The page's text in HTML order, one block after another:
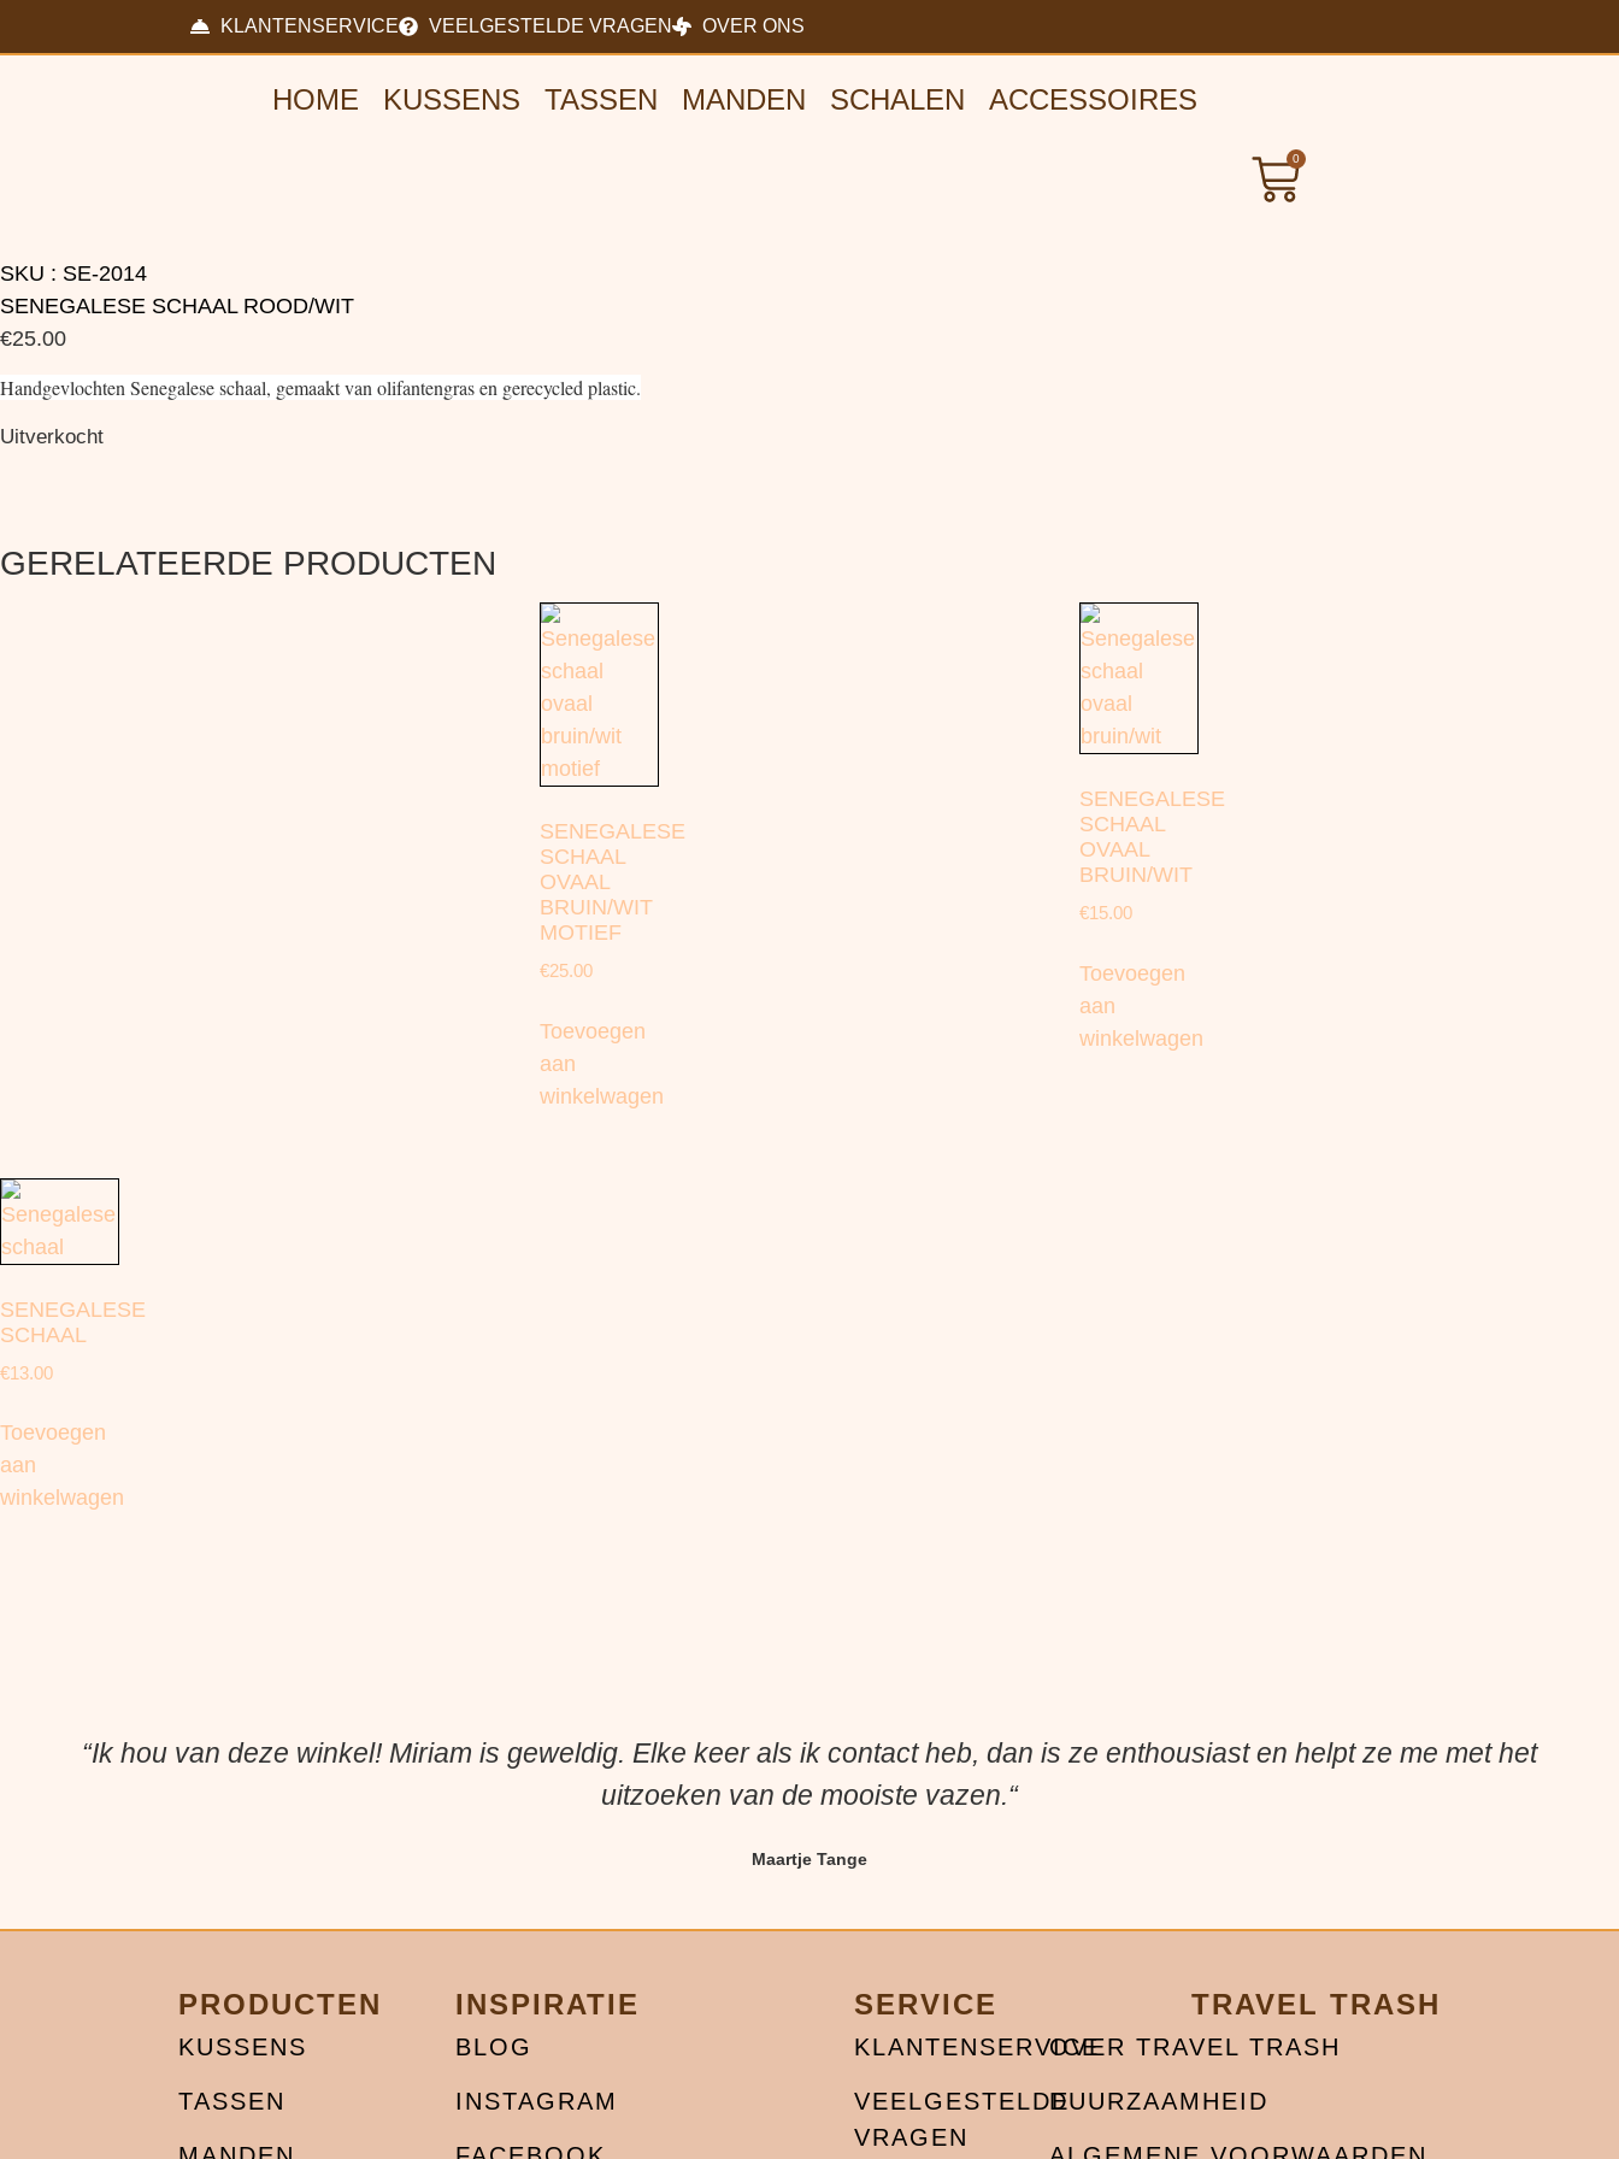
KLANTENSERVICE VEELGESTELDE VRAGEN OVER ONS
HOME KUSSENS TASSEN MANDEN SCHALEN ACCESSOIRES
0
SKU : SE-2014
SENEGALESE SCHAAL ROOD/WIT
€25.00
Handgevlochten Senegalese schaal, gemaakt van olifantengras en gerecycled plastic.
Uitverkocht
GERELATEERDE PRODUCTEN
SENEGALESE
SCHAAL
OVAAL
BRUIN/WIT
MOTIEF
€25.00
Toevoegen
aan
winkelwagen
SENEGALESE
SCHAAL
OVAAL
BRUIN/WIT
€15.00
Toevoegen
aan
winkelwagen
SENEGALESE
SCHAAL
€13.00
Toevoegen
aan
winkelwagen
“Ik hou van deze winkel! Miriam is geweldig. Elke keer als ik contact heb, dan is ze enthousiast en helpt ze me met het
uitzoeken van de mooiste vazen.“
Maartje Tange
PRODUCTEN
KUSSENS
TASSEN
INSPIRATIE
BLOG
INSTAGRAM
SERVICE
KLANTENSERVICE
VEELGESTELDE
VRAGEN
TRAVEL TRASH
OVER TRAVEL TRASH
DUURZAAMHEID